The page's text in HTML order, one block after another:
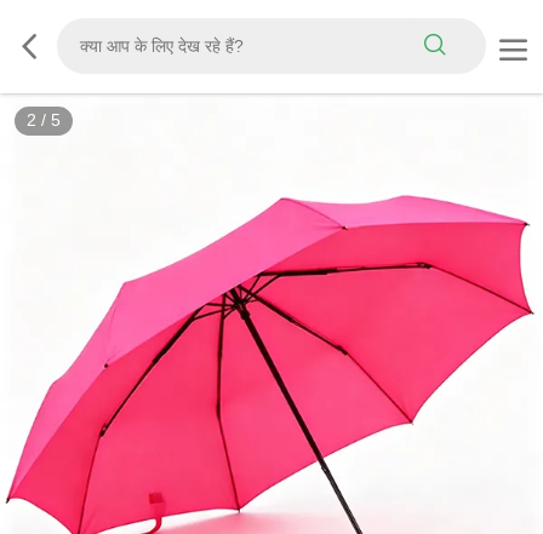
2 / 5